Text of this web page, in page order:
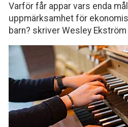
Varför får appar vars enda
uppmärksamhet för
barn? skriver Wesley